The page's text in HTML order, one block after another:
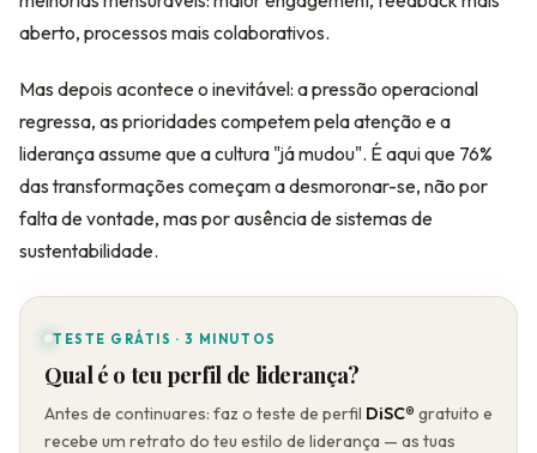
aberto, processos mais colaborativos.
Mas depois acontece o inevitável: a pressão operacional
regressa, as prioridades competem pela atenção e a
liderança assume que a cultura "já mudou". É aqui que 76%
das transformações começam a desmoronar-se, não por
falta de vontade, mas por ausência de sistemas de
sustentabilidade.
TESTE GRÁTIS · 3 MINUTOS
Qual é o teu perfil de liderança?
Antes de continuares: faz o teste de perfil DiSC® gratuito e
recebe um retrato do teu estilo de liderança — as tuas